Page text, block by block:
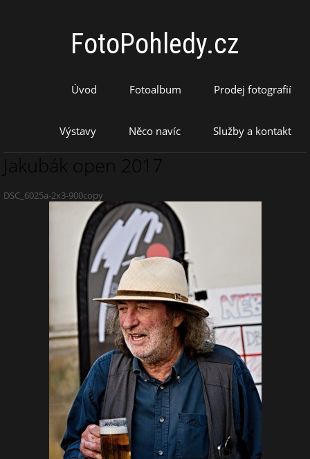
FotoPohledy.cz
Úvod Fotoalbum Prodej fotografií
Výstavy Něco navíc Služby a kontakt
Jakubák open 2017
DSC_6025a-2x3-900copy